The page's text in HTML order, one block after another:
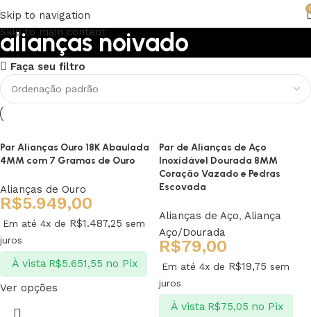
Skip to navigation
Skip to main content
alianças noivado
Upholstered chair
Discount 10%
Faça seu filtro
Par Alianças Ouro 18K Abaulada
4MM com 7 Gramas de Ouro
Alianças de Ouro
R$5.949,00
Em até 4x de R$1.487,25 sem
juros
À vista R$5.651,55 no Pix
Ver opções
Par de Alianças de Aço
Inoxidável Dourada 8MM
Coração Vazado e Pedras
Escovada
Alianças de Aço, Aliança
Aço/Dourada
R$79,00
Em até 4x de R$19,75 sem
juros
À vista R$75,05 no Pix